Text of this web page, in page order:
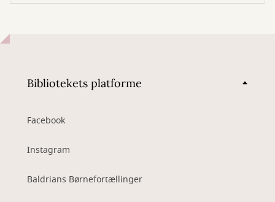
Bibliotekets platforme
Facebook
Instagram
Baldrians Børnefortællinger